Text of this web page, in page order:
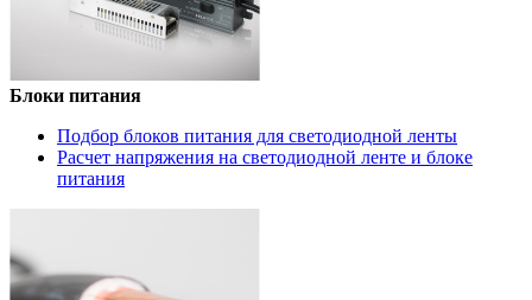
Блоки питания
Подбор блоков питания для светодиодной ленты
Расчет напряжения на светодиодной ленте и блоке
питания